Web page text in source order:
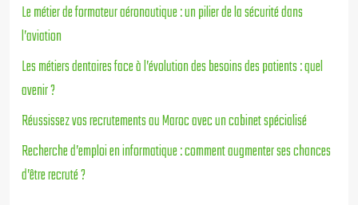
Le métier de formateur aéronautique : un pilier de la sécurité dans
l’aviation
Les métiers dentaires face à l’évolution des besoins des patients : quel
avenir ?
Réussissez vos recrutements au Maroc avec un cabinet spécialisé
Recherche d’emploi en informatique : comment augmenter ses chances
d’être recruté ?